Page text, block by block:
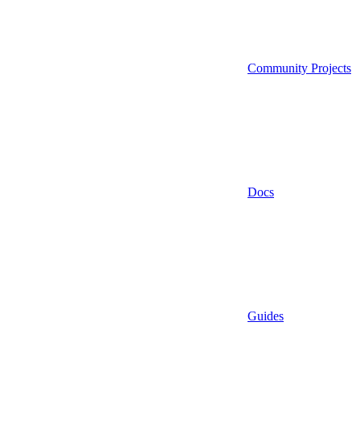
Community Projects
Docs
Guides